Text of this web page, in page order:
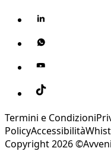
Termini e Condizioni
PolicyAccessibilità
Copyright 2026